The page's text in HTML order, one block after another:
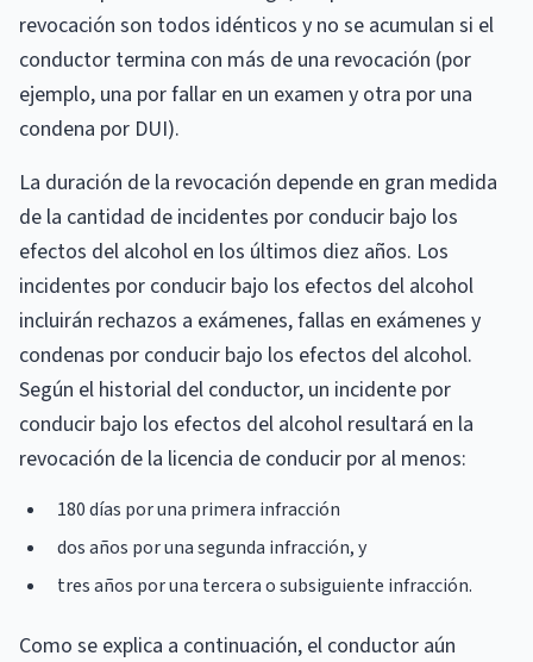
revocación son todos idénticos y no se acumulan si el
conductor termina con más de una revocación (por
ejemplo, una por fallar en un examen y otra por una
condena por DUI).
La duración de la revocación depende en gran medida
de la cantidad de incidentes por conducir bajo los
efectos del alcohol en los últimos diez años. Los
incidentes por conducir bajo los efectos del alcohol
incluirán rechazos a exámenes, fallas en exámenes y
condenas por conducir bajo los efectos del alcohol.
Según el historial del conductor, un incidente por
conducir bajo los efectos del alcohol resultará en la
revocación de la licencia de conducir por al menos:
180 días por una primera infracción
dos años por una segunda infracción, y
tres años por una tercera o subsiguiente infracción.
Como se explica a continuación, el conductor aún